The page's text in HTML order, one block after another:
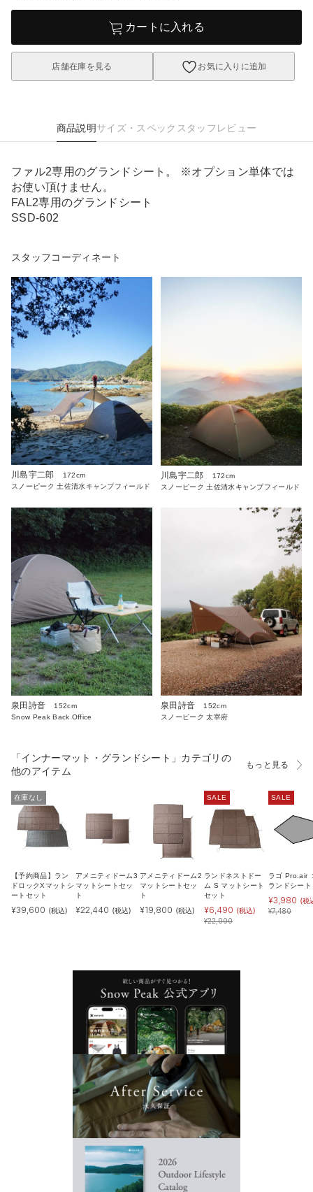
カートに入れる
店舗在庫を見る お気に入りに追加
商品説明サイズ・スペック スタッフレビュー
ファル2専用のグランドシート。 ※オプション単体では
お使い頂けません。
FAL2専用のグランドシート
SSD-602
スタッフコーディネート
川島宇二郎
172cm
スノーピーク 土佐清水キャンプフィールド
川島宇二郎
172cm
スノーピーク 土佐清水キャンプフィールド
泉田詩音
152cm
Snow Peak Back Office
泉田詩音
152cm
スノーピーク 太宰府
「インナーマット・グランドシート」カテゴリの
他のアイテム
もっと見る
在庫なし
【予約商品】ラン
ドロックXマットシ
ートセット
¥39,600 (税込)
アメニティドーム3
マットシートセッ
ト
¥22,440 (税込)
アメニティドーム2
マットシートセッ
ト
¥19,800 (税込)
SALE
ランドネストドー
ム S マットシート
セット
¥6,490 (税込)
¥22,000
SALE
ラゴ Pro.air
ランドシート
¥3,980 (税
¥7,480